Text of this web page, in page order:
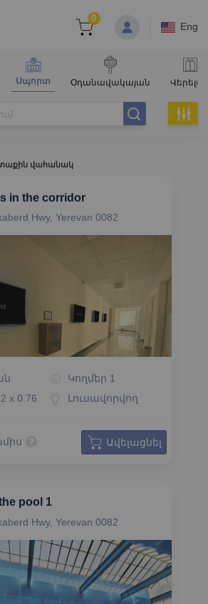
0
Eng
Սպորտ Օդանավակայան
վահանակ
in the corridor
Hwy, Yerevan 0082
x 0.76
Կողմեր 1
Լուսավորվող
Ավելացնել
pool 1
Hwy, Yerevan 0082